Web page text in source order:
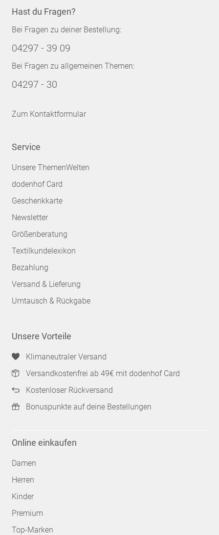
Hast du Fragen?
Bei Fragen zu deiner Bestellung:
04297 - 39 09
Bei Fragen zu allgemeinen Themen:
04297 - 30
Zum Kontaktformular
Service
Unsere ThemenWelten
dodenhof Card
Geschenkkarte
Newsletter
Größenberatung
Textilkundelexikon
Bezahlung
Versand & Lieferung
Umtausch & Rückgabe
Unsere Vorteile
Klimaneutraler Versand
Versandkostenfrei ab 49€ mit dodenhof Card
Kostenloser Rückversand
Bonuspunkte auf deine Bestellungen
Online einkaufen
Damen
Herren
Kinder
Premium
Top-Marken